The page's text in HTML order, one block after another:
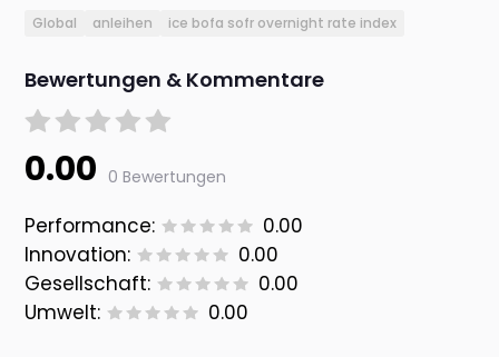
Global anleihen ice bofa sofr overnight rate index
Bewertungen & Kommentare
0.00 0 Bewertungen
Performance:
0.00
Innovation:
0.00
Gesellschaft:
0.00
Umwelt:
0.00